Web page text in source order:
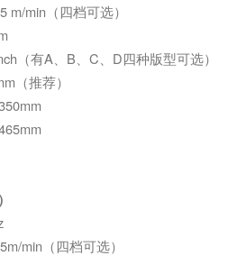
m/min（四档可选）
（有A、B、C、D四种版型可选）
（推荐）
min（四档可选）